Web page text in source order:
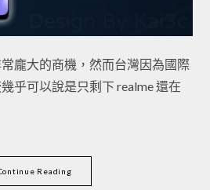
龐大的商機，然而台灣因為國際
乎可以說是只剩下 realme 還在
Reading